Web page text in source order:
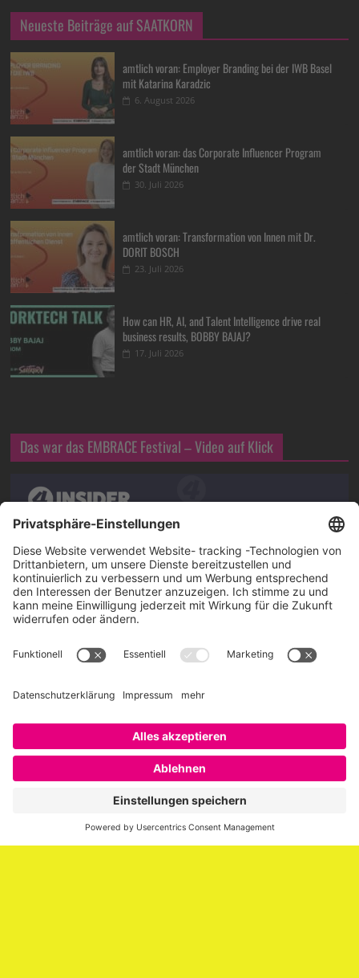
Neueste Beiträge auf SAATKORN
amtlich voran: Employer Branding bei der IWB Basel
mit Katarina Karadzic
6. August 2026
amtlich voran: das Corporate Influencer Program
der Stadt München
30. Juli 2026
amtlich voran: Transformation von Innen mit Dr.
DORIT BOSCH
23. Juli 2026
How can HR, AI, and Talent Intelligence drive real
business results, BOBBY BAJAJ?
17. Juli 2026
Das war das EMBRACE Festival – Video auf Klick
Über SAATKORN
SAATKORN ist der Blog von Gero Hesse. Seit 2009 schreibt
er über die Themen Employer Branding,